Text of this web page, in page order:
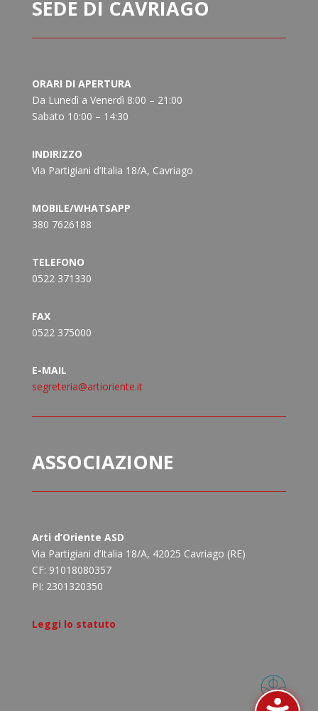
SEDE DI CAVRIAGO
ORARI DI APERTURA
Da Lunedì a Venerdì 8:00 – 21:00
Sabato 10:00 – 14:30
INDIRIZZO
Via Partigiani d’Italia 18/A, Cavriago
MOBILE/WHATSAPP
380 7626188
TELEFONO
0522 371330
FAX
0522 375000
E-MAIL
segreteria@artioriente.it
ASSOCIAZIONE
Arti d’Oriente ASD
Via Partigiani d’Italia 18/A, 42025 Cavriago (RE)
CF: 91018080357
PI: 2301320350
Leggi lo statuto